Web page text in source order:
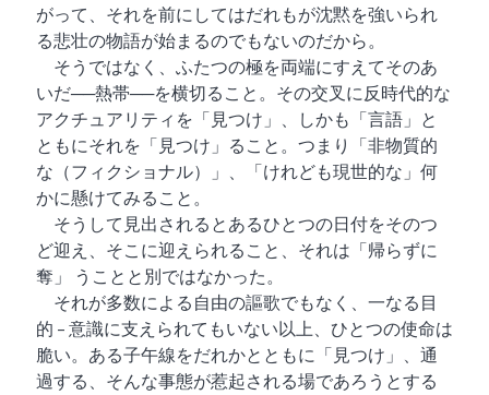
がって、それを前にしてはだれもが沈黙を強いられ
る悲壮の物語が始まるのでもないのだから。
そうではなく、ふたつの極を両端にすえてそのあ
いだ──熱帯──を横切ること。その交叉に反時代的な
アクチュアリティを「見つけ」、しかも「言語」と
ともにそれを「見つけ」ること。つまり「非物質的
な（フィクショナル）」、「けれども現世的な」何
かに懸けてみること。
そうして見出されるとあるひとつの日付をそのつ
ど迎え、そこに迎えられること、それは「帰らずに
奪」 うことと別ではなかった。
それが多数による自由の謳歌でもなく、一なる目
的 – 意識に支えられてもいない以上、ひとつの使命は
脆い。ある子午線をだれかとともに「見つけ」、通
過する、そんな事態が惹起される場であろうとする